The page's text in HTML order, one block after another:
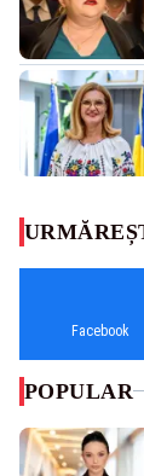
Facebook
POPULAR